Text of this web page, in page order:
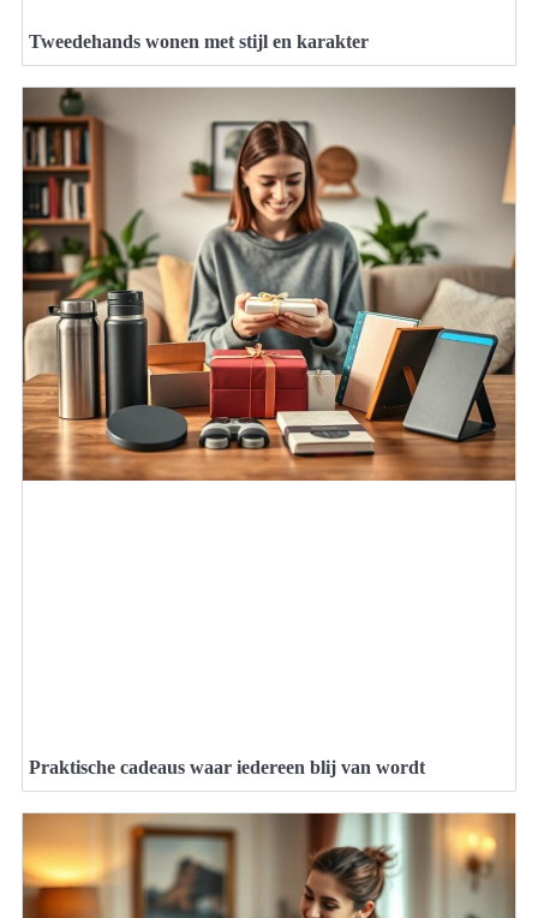
Tweedehands wonen met stijl en karakter
Praktische cadeaus waar iedereen blij van wordt